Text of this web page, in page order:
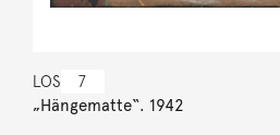
LOS 7
„Hängematte“. 1942